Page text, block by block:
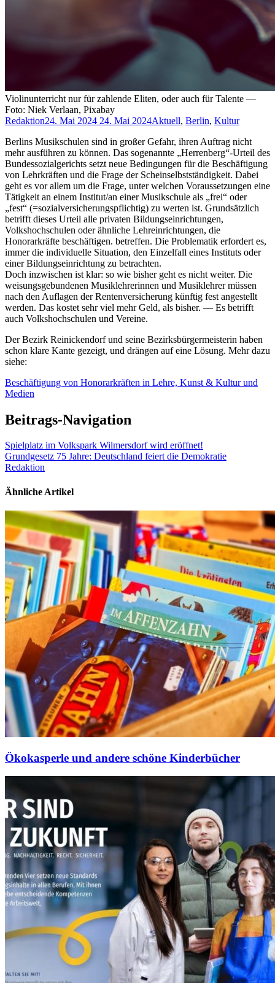
Violinunterricht nur für zahlende Eliten, oder auch für Talente —
Foto: Niek Verlaan, Pixabay
Redaktion24. Mai 2024 24. Mai 2024Aktuell, Berlin, Kultur
Berlins Musikschulen sind in großer Gefahr, ihren Auftrag nicht
mehr ausführen zu können. Das sogenannte „Herrenberg“-Urteil des
Bundessozialgerichts setzt neue Bedingungen für die Beschäftigung
von Lehrkräften und die Frage der Scheinselbstständigkeit. Dabei
geht es vor allem um die Frage, unter welchen Voraussetzungen eine
Tätigkeit an einem Institut/an einer Musikschule als „frei“ oder
„fest“ (=sozialversicherungspflichtig) zu werten ist. Grundsätzlich
betrifft dieses Urteil alle privaten Bildungseinrichtungen,
Volkshochschulen oder ähnliche Lehreinrichtungen, die
Honorarkräfte beschäftigen. betreffen. Die Problematik erfordert es,
immer die individuelle Situation, den Einzelfall eines Instituts oder
einer Bildungseinrichtung zu betrachten.
Doch inzwischen ist klar: so wie bisher geht es nicht weiter. Die
weisungsgebundenen Musiklehrerinnen und Musiklehrer müssen
nach den Auflagen der Rentenversicherung künftig fest angestellt
werden. Das kostet sehr viel mehr Geld, als bisher. — Es betrifft
auch Volkshochschulen und Vereine.
Der Bezirk Reinickendorf und seine Bezirksbürgermeisterin haben
schon klare Kante gezeigt, und drängen auf eine Lösung. Mehr dazu
siehe:
Beschäftigung von Honorarkräften in Lehre, Kunst & Kultur und
Medien
Beitrags-Navigation
Spielplatz im Volkspark Wilmersdorf wird eröffnet!
Grundgesetz 75 Jahre: Deutschland feiert die Demokratie
Redaktion
Ähnliche Artikel
Ökokasperle und andere schöne Kinderbücher